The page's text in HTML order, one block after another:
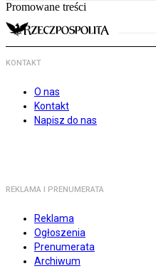
Promowane treści
KONTAKT
O nas
Kontakt
Napisz do nas
REKLAMA I PRENUMERATA
Reklama
Ogłoszenia
Prenumerata
Archiwum